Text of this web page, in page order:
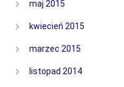
maj 2015
kwiecień 2015
marzec 2015
listopad 2014